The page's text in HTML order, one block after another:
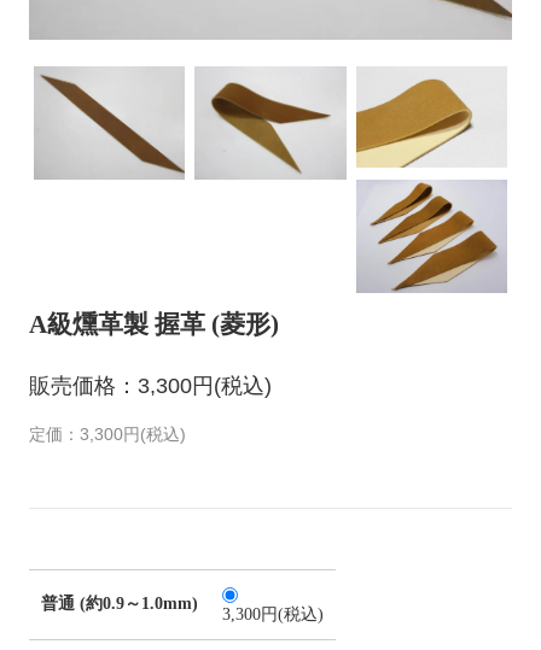
A級燻革製 握革 (菱形)
販売価格：3,300円(税込)
定価：3,300円(税込)
普通 (約0.9～1.0mm)
3,300円(税込)